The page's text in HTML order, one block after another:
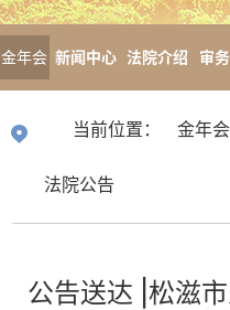
金年会
方网
新闻中心 法院介绍 审
当前位置： 金年
法院公告
公告送达 |松滋